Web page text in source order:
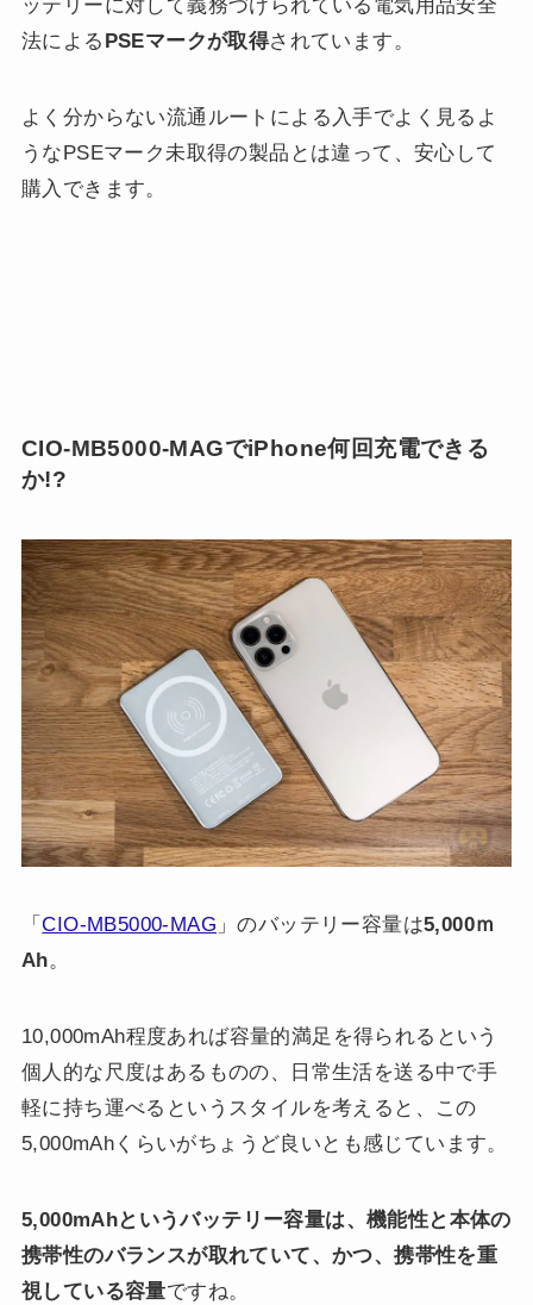
ッテリーに対して義務づけられている電気用品安全
法による PSEマークが取得されています。
よく分からない流通ルートによる入手でよく見るよ
うなPSEマーク未取得の製品とは違って、安心して
購入できます。
CIO-MB5000-MAGでiPhone何回充電できる
か!?
「CIO-MB5000-MAG 」のバッテリー容量は5,000ｍ
Ah。
10,000mAh程度あれば容量的満足を得られるという
個人的な尺度はあるものの、日常生活を送る中で手
軽に持ち運べるというスタイルを考えると、この
5,000mAhくらいがちょうど良いとも感じています。
5,000mAhというバッテリー容量は、機能性と本体の
携帯性のバランスが取れていて、かつ、携帯性を重
視している容量ですね。